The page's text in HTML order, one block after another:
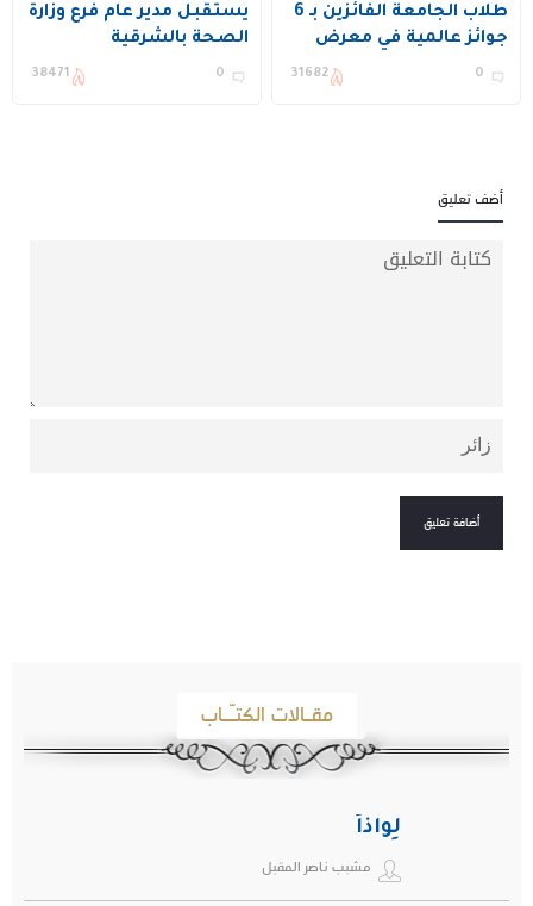
طلاب الجامعة الفائزين بـ 6
جوائز عالمية في معرض
«إيتكس 2025»
0
31682
يستقبل مدير عام فرع وزارة
الصحة بالشرقية
0
38471
أضف تعليق
مقـالات الكتـّـاب
لِواذاً
مشبب ناصر المقبل